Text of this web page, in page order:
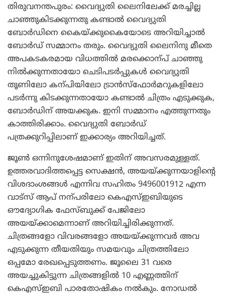
തിരുവനന്തപുരം: വൈദ്യുതി ലൈനിലേക്ക് മരച്ചില്ല
ചാഞ്ഞുകിടക്കുന്നതു കണ്ടാല്‍ വൈദ്യുതി
ബോര്‍ഡിനെ കൈയ്ക്കുകൈയോടെ അറിയിച്ചാല്‍
ബോര്‍ഡ് സമ്മാനം തരും. വൈദ്യുതി ലൈനിനു മീതെ
അപകടകരമായ വിധത്തില്‍ മരക്കൊന്പ് ചാഞ്ഞു
നില്‍ക്കുന്നതായോ ചെടിപടര്‍പ്പുകള്‍ വൈദ്യുതി
തൂണിലോ കന്പിയിലോ ട്രാന്‍സ്‌ഫോര്‍മറുകളിലോ
പടര്‍ന്നു കിടക്കുന്നതായോ കണ്ടാല്‍ ചിത്രം എടുക്കുക,
ബോര്‍ഡിന് അയക്കുക. ഇനി സമ്മാനം എത്തുന്നതും
കാത്തിരിക്കാം. വൈദ്യുതി ബോര്‍ഡ്
പത്രക്കുറിപ്പിലാണ് ഇക്കാര്യം അറിയിച്ചത്.
ജൂണ്‍ ഒന്നിനുശേഷമാണ് ഇതിന് അവസരമുള്ളത്.
ഉത്തരവാദിത്തപ്പെട്ട സെക്ഷന്‍, അയയ്ക്കുന്നയാളിന്റെ
വിശദാംശങ്ങള്‍ എന്നിവ സഹിതം 9496001912 എന്ന
വാട്‌സ് ആപ് നന്പരിലോ കെഎസ്ഇബിയുടെ
ഔദ്യോഗിക ഫേസ്ബുക്ക് പേജിലോ
അയയ്ക്കാമെന്നാണ് അറിയിച്ചിരിക്കുന്നത്.
ചിത്രങ്ങളോ വിവരങ്ങളോ അയയ്ക്കുന്നവര്‍ അവ
എടുക്കുന്ന തീയതിയും സമയവും ചിത്രത്തിലോ
ഒപ്പമോ രേഖപ്പെടുത്തണം. ജൂലൈ 31 വരെ
അയച്ചുകിട്ടുന്ന ചിത്രങ്ങളില്‍ 10 എണ്ണത്തിന്
കെഎസ്ഇബി പാരതോഷികം നല്‍കും. നോഡല്‍